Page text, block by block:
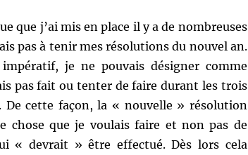
que j’ai mis en place il y a de nombreuses
pas à tenir mes résolutions du nouvel an.
je ne pouvais désigner comme
pas fait ou tenter de faire durant les trois
De cette façon, la « nouvelle » résolution
chose que je voulais faire et non pas de
« devrait » être effectué. Dès lors cela